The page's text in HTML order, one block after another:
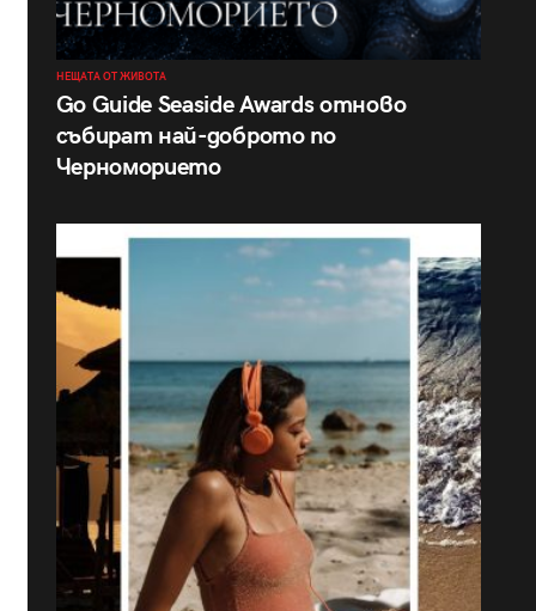
НЕЩАТА ОТ ЖИВОТА
Go Guide Seaside Awards отново
събират най-доброто по
Черноморието